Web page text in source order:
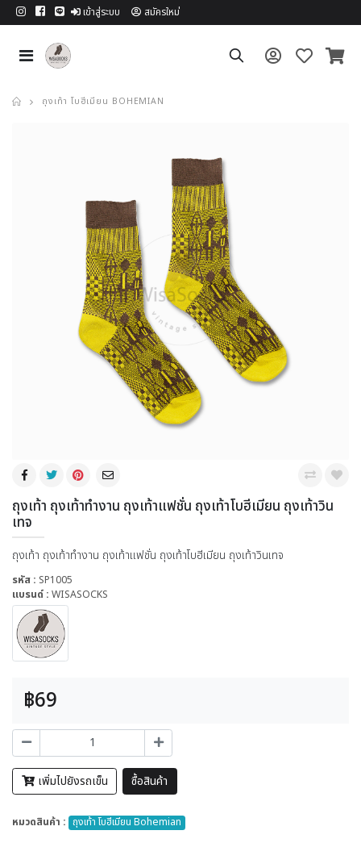
เข้าสู่ระบบ สมัครใหม่
ถุงเท้า โบฮีเมียน BOHEMIAN
ถุงเท้า ถุงเท้าทำงาน ถุงเท้าแฟชั่น ถุงเท้าโบฮีเมียน ถุงเท้าวิน
เทจ
ถุงเท้า ถุงเท้าทำงาน ถุงเท้าแฟชั่น ถุงเท้าโบฮีเมียน ถุงเท้าวินเทจ
รหัส : SP1005
แบรนด์ : WISASOCKS
฿69
เพิ่มไปยังรถเข็น ซื้อสินค้า
หมวดสินค้า : ถุงเท้า โบฮีเมียน Bohemian